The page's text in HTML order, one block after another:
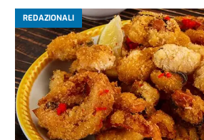
REDAZIONALI